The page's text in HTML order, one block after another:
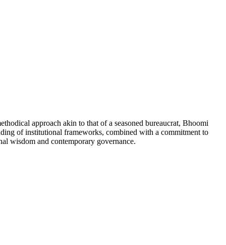
approach akin to that of a seasoned bureaucrat, Bhoomi
of institutional frameworks, combined with a commitment to
wisdom and contemporary governance.